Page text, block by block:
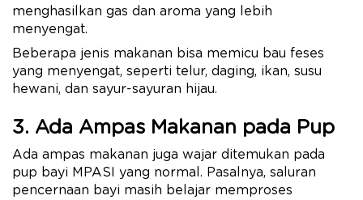
menghasilkan gas dan aroma yang lebih
menyengat.
Beberapa jenis makanan bisa memicu bau feses
yang menyengat, seperti telur, daging, ikan, susu
hewani, dan sayur-sayuran hijau.
3. Ada Ampas Makanan pada Pup
Ada ampas makanan juga wajar ditemukan pada
pup bayi MPASI yang normal. Pasalnya, saluran
pencernaan bayi masih belajar memproses